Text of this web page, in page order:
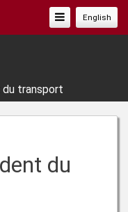
English
Basculer
La
du transport
du